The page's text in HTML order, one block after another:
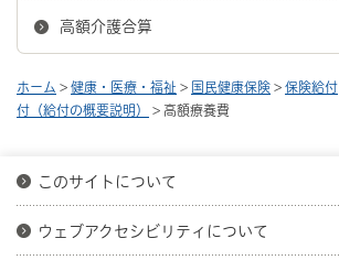
高額介護合算
ホーム > 健康・医療・福祉 > 国民健康保険 > 保険給付
付（給付の概要説明）
> 高額療養費
このサイトについて
ウェブアクセシビリティについて